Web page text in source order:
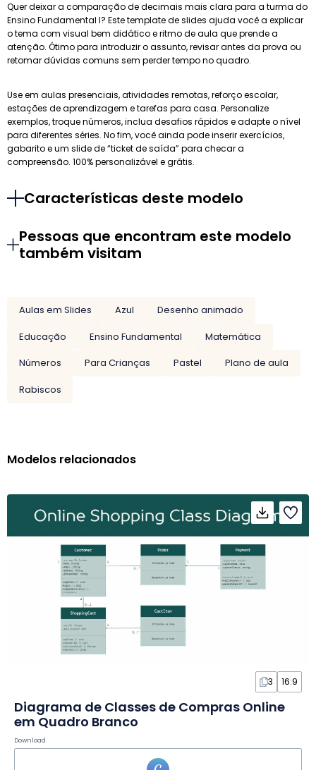
Quer deixar a comparação de decimais mais clara para a turma do
Ensino Fundamental I? Este template de slides ajuda você a explicar
o tema com visual bem didático e ritmo de aula que prende a
atenção. Ótimo para introduzir o assunto, revisar antes da prova ou
retomar dúvidas comuns sem perder tempo no quadro.
Use em aulas presenciais, atividades remotas, reforço escolar,
estações de aprendizagem e tarefas para casa. Personalize
exemplos, troque números, inclua desafios rápidos e adapte o nível
para diferentes séries. No fim, você ainda pode inserir exercícios,
gabarito e um slide de “ticket de saída” para checar a
compreensão. 100% personalizável e grátis.
Características deste modelo
Pessoas que encontram este modelo
também visitam
Aulas em Slides Azul
Desenho animado
Educação
Ensino Fundamental
Matemática
Números
Para Crianças Pastel
Plano de aula
Rabiscos
Modelos relacionados
3 16:9
Diagrama de Classes de Compras Online
em Quadro Branco
Download